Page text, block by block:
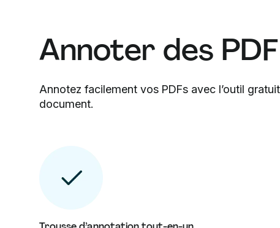
Annoter des
Annotez facilement vos PDFs avec l’outil
document.